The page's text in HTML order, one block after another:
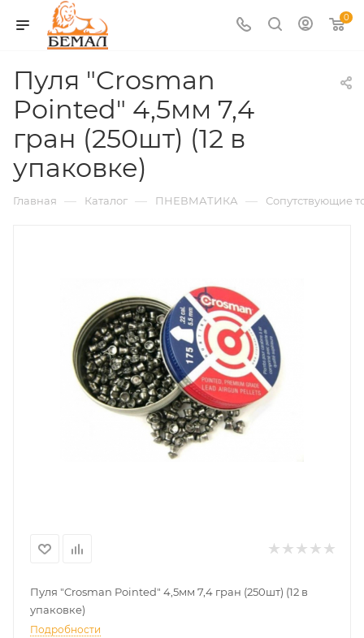
0
Пуля "Crosman
Pointed" 4,5мм 7,4
гран (250шт) (12 в
упаковке)
Главная — Каталог — ПНЕВМАТИКА — Сопутствующие
Пуля "Crosman Pointed" 4,5мм 7,4 гран (250шт) (12 в
упаковке)
Подробности